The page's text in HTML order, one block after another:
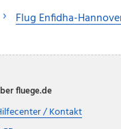
Flug Enfidha-